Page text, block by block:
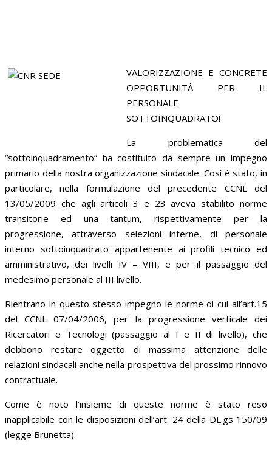
VALORIZZAZIONE E CONCRETE
OPPORTUNITÀ PER IL
PERSONALE
SOTTOINQUADRATO!
La problematica del
“sottoinquadramento” ha costituito da sempre un impegno
primario della nostra organizzazione sindacale. Così è stato, in
particolare, nella formulazione del precedente CCNL del
13/05/2009 che agli articoli 3 e 23 aveva stabilito norme
transitorie ed una tantum, rispettivamente per la
progressione, attraverso selezioni interne, di personale
interno sottoinquadrato appartenente ai profili tecnico ed
amministrativo, dei livelli IV – VIII, e per il passaggio del
medesimo personale al III livello.
Rientrano in questo stesso impegno le norme di cui all’art.15
del CCNL 07/04/2006, per la progressione verticale dei
Ricercatori e Tecnologi (passaggio al I e II di livello), che
debbono restare oggetto di massima attenzione delle
relazioni sindacali anche nella prospettiva del prossimo rinnovo
contrattuale.
Come è noto l’insieme di queste norme è stato reso
inapplicabile con le disposizioni dell’art. 24 della DL.gs 150/09
(legge Brunetta).